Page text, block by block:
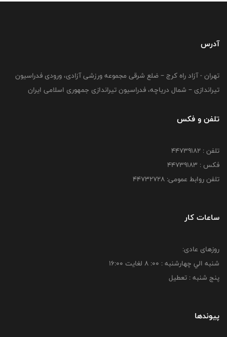
آدرس
تهران - آزاد راه کرج – ضلع شرقی مجموعه ورزشی آزادی، ورودی فدراسیون
تیراندازی – شمال دریاچه، فدراسیون تیراندازی جمهوری اسلامی ایران
تلفن و فکس
تلفن : ۴۴۷۳۹۱۸۲
فکس : ۴۴۷۳۹۱۸3
تلفن روابط عمومی: ۴۴۷۳۲۷۲۸
ساعات کار
روزهای عادی:
شنبه الي چهارشنبه : 00: 8 لغايت 16:00
پنج شنبه : تعطیل
پیوندها